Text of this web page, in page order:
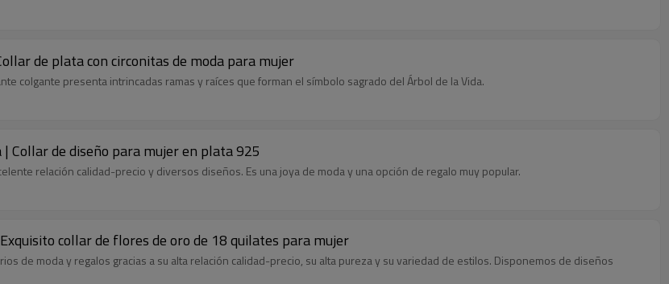
de plata con circonitas de moda para mujer
colgante presenta intrincadas ramas y raíces que forman el símbolo sagrado del Árbol de la Vida.
Collar de diseño para mujer en plata 925
relación calidad-precio y diversos diseños. Es una joya de moda y una opción de regalo muy popular.
collar de flores de oro de 18 quilates para mujer
de moda y regalos gracias a su alta relación calidad-precio, su alta pureza y su variedad de estilos. Disponemos de diseños